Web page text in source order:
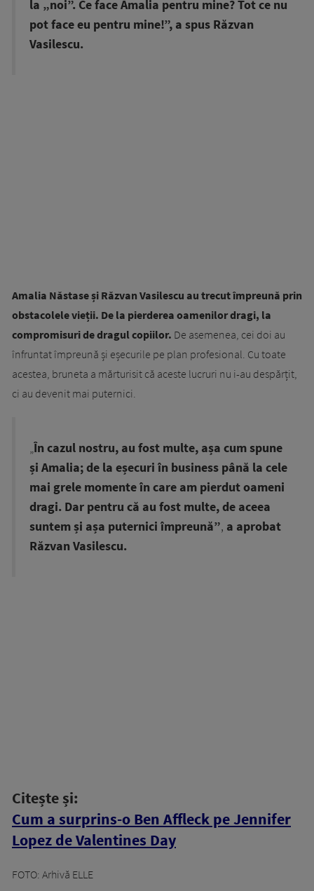
la „noi”. Ce face Amalia pentru mine? Tot ce nu
pot face eu pentru mine!”, a spus Răzvan
Vasilescu.
Amalia Năstase și Răzvan Vasilescu au trecut împreună prin
obstacolele vieții. De la pierderea oamenilor dragi, la
compromisuri de dragul copiilor. De asemenea, cei doi au
înfruntat împreună și eșecurile pe plan profesional. Cu toate
acestea, bruneta a mărturisit că aceste lucruri nu i-au despărțit,
ci au devenit mai puternici.
„În cazul nostru, au fost multe, așa cum spune
și Amalia; de la eșecuri în business până la cele
mai grele momente în care am pierdut oameni
dragi. Dar pentru că au fost multe, de aceea
suntem și așa puternici împreună”, a aprobat
Răzvan Vasilescu.
Citește și:
Cum a surprins-o Ben Affleck pe Jennifer
Lopez de Valentines Day
FOTO: Arhivă ELLE